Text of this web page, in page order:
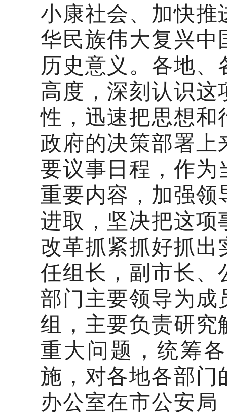
小康社会、加快推
华民族伟大复兴中
历史意义。各地
高度，深刻认识这
性，迅速把思想和
政府的决策部署上
要议事日程，作为
重要内容，加强领
进取，坚决把这项
改革抓紧抓好抓
任组长，副市长、
部门主要领导为成
组，主要负责研究
重大问题，统筹
施，对各地各部门
办公室在市公安